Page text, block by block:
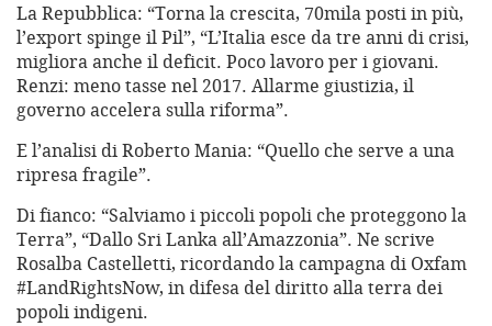
La Repubblica: “Torna la crescita, 70mila posti in più,
l’export spinge il Pil”, “L’Italia esce da tre anni di crisi,
migliora anche il deficit. Poco lavoro per i giovani.
Renzi: meno tasse nel 2017. Allarme giustizia, il
governo accelera sulla riforma”.
E l’analisi di Roberto Mania: “Quello che serve a una
ripresa fragile”.
Di fianco: “Salviamo i piccoli popoli che proteggono la
Terra”, “Dallo Sri Lanka all’Amazzonia”. Ne scrive
Rosalba Castelletti, ricordando la campagna di Oxfam
#LandRightsNow, in difesa del diritto alla terra dei
popoli indigeni.